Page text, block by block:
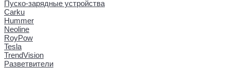
Пуско-зарядные устройства
Carku
Hummer
Neoline
RoyPow
Tesla
TrendVision
Разветвители